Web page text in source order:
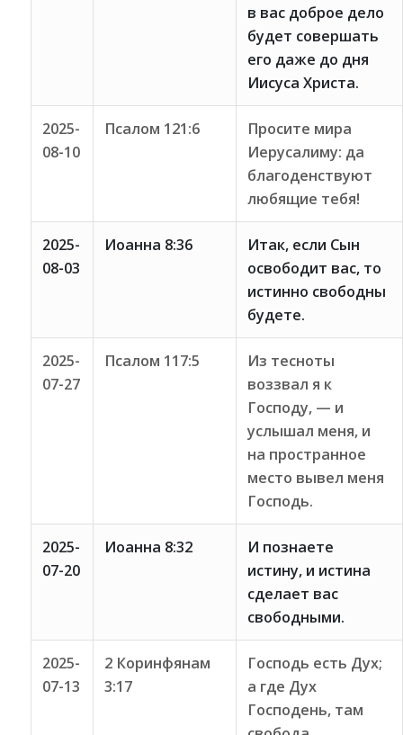
в вас доброе дело
будет совершать
его даже до дня
Иисуса Христа.
2025-
08-10
Псалом 121:6
Просите мира
Иерусалиму: да
благоденствуют
любящие тебя!
2025-
08-03
Иоанна 8:36
Итак, если Сын
освободит вас, то
истинно свободны
будете.
2025-
07-27
Псалом 117:5
Из тесноты
воззвал я к
Господу, — и
услышал меня, и
на пространное
место вывел меня
Господь.
2025-
07-20
Иоанна 8:32
И познаете
истину, и истина
сделает вас
свободными.
2025-
07-13
2 Коринфянам
3:17
Господь есть Дух;
а где Дух
Господень, там